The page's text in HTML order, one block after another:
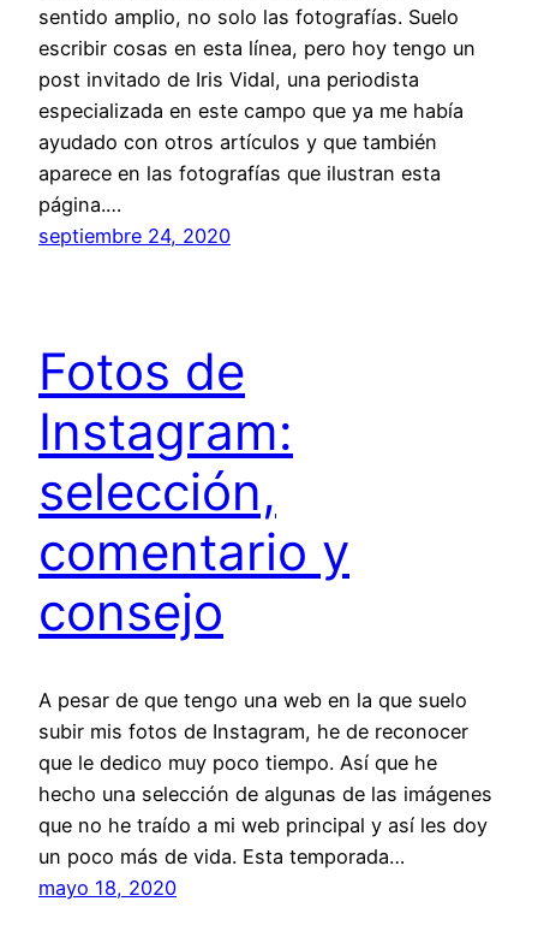
sentido amplio, no solo las fotografías. Suelo
escribir cosas en esta línea, pero hoy tengo un
post invitado de Iris Vidal, una periodista
especializada en este campo que ya me había
ayudado con otros artículos y que también
aparece en las fotografías que ilustran esta
página.…
septiembre 24, 2020
Fotos de
Instagram:
selección,
comentario y
consejo
A pesar de que tengo una web en la que suelo
subir mis fotos de Instagram, he de reconocer
que le dedico muy poco tiempo. Así que he
hecho una selección de algunas de las imágenes
que no he traído a mi web principal y así les doy
un poco más de vida. Esta temporada…
mayo 18, 2020